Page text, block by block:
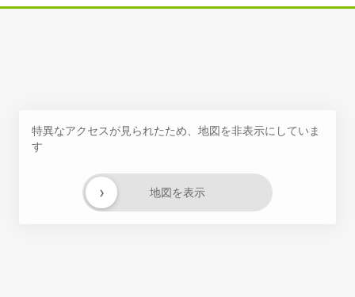
特異なアクセスが見られたため、地図を非表示にしていま
す
地図を表示
›